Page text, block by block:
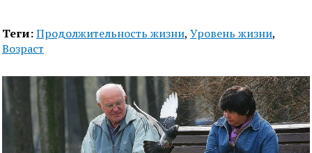
Теги:Продолжительность жизни, Уровень жизни,
Возраст